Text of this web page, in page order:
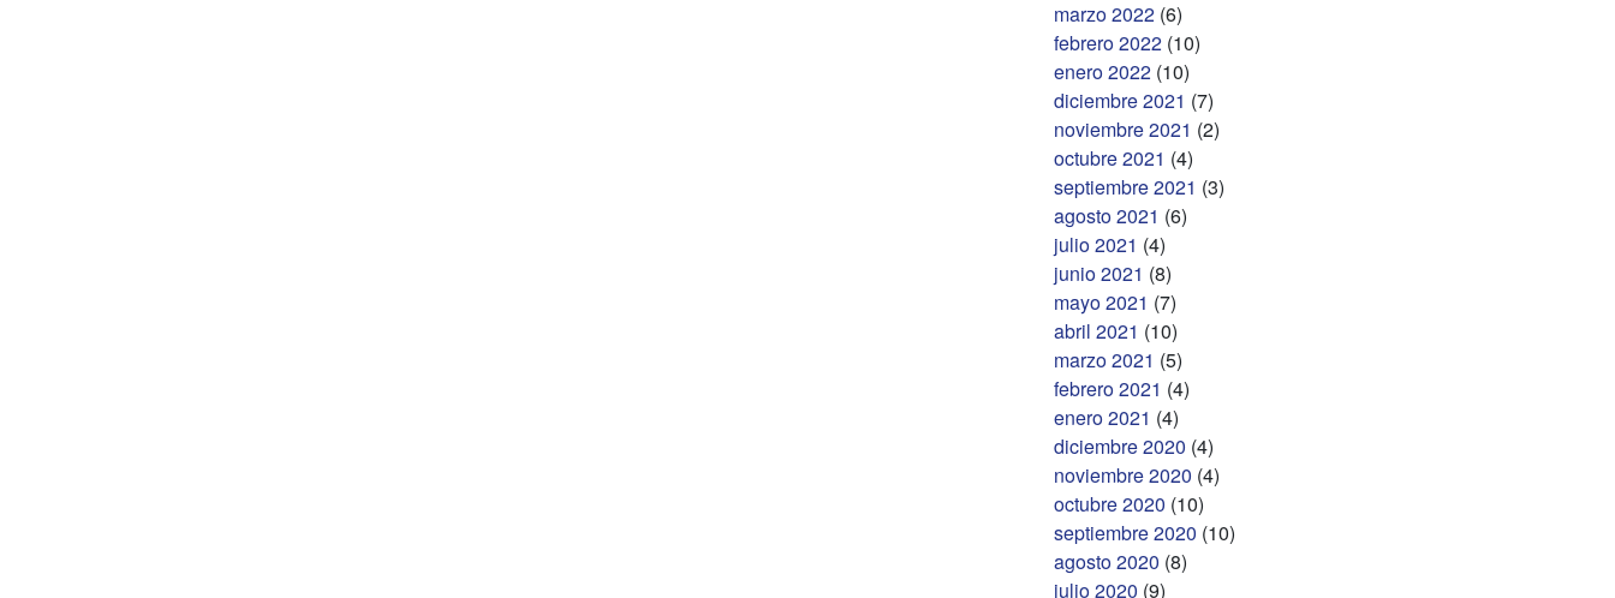
marzo 2022 (6)
febrero 2022 (10)
enero 2022 (10)
diciembre 2021 (7)
noviembre 2021 (2)
octubre 2021 (4)
septiembre 2021 (3)
agosto 2021 (6)
julio 2021 (4)
junio 2021 (8)
mayo 2021 (7)
abril 2021 (10)
marzo 2021 (5)
febrero 2021 (4)
enero 2021 (4)
diciembre 2020 (4)
noviembre 2020 (4)
octubre 2020 (10)
septiembre 2020 (10)
agosto 2020 (8)
julio 2020 (9)